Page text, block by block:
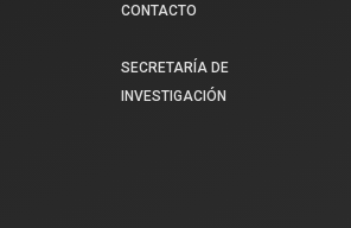
CONTACTO
SECRETARÍA DE
INVESTIGACIÓN